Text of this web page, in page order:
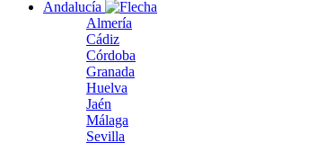
Andalucía
Almería
Cádiz
Córdoba
Granada
Huelva
Jaén
Málaga
Sevilla